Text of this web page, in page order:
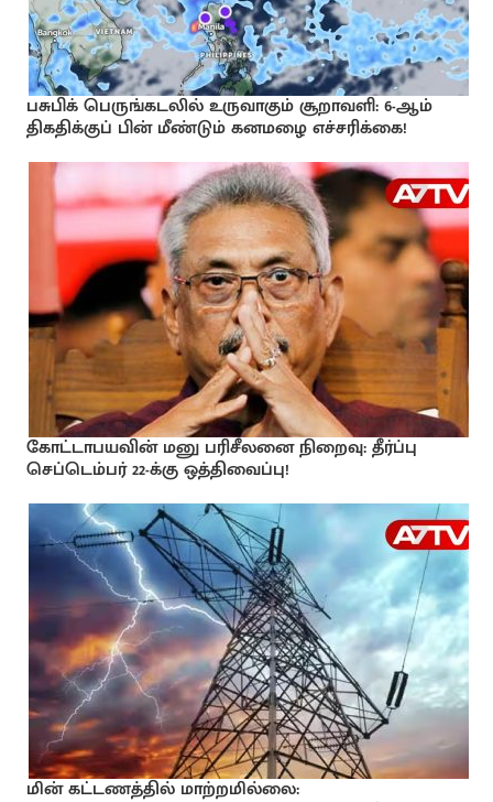
பசுபிக் பெருங்கடலில் உருவாகும் சூறாவளி: 6-ஆம்
திகதிக்குப் பின் மீண்டும் கனமழை எச்சரிக்கை!
கோட்டாபயவின் மனு பரிசீலனை நிறைவு: தீர்ப்பு
செப்டெம்பர் 22-க்கு ஒத்திவைப்பு!
மின் கட்டணத்தில் மாற்றமில்லை: